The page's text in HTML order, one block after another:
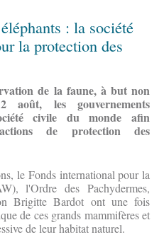
: la société
la protection des
de la faune, à but non
les gouvernements
civile du monde afin
de protection des
le Fonds international pour la
l'Ordre des Pachydermes,
Brigitte Bardot ont une fois
de ces grands mammifères et
de leur habitat naturel.